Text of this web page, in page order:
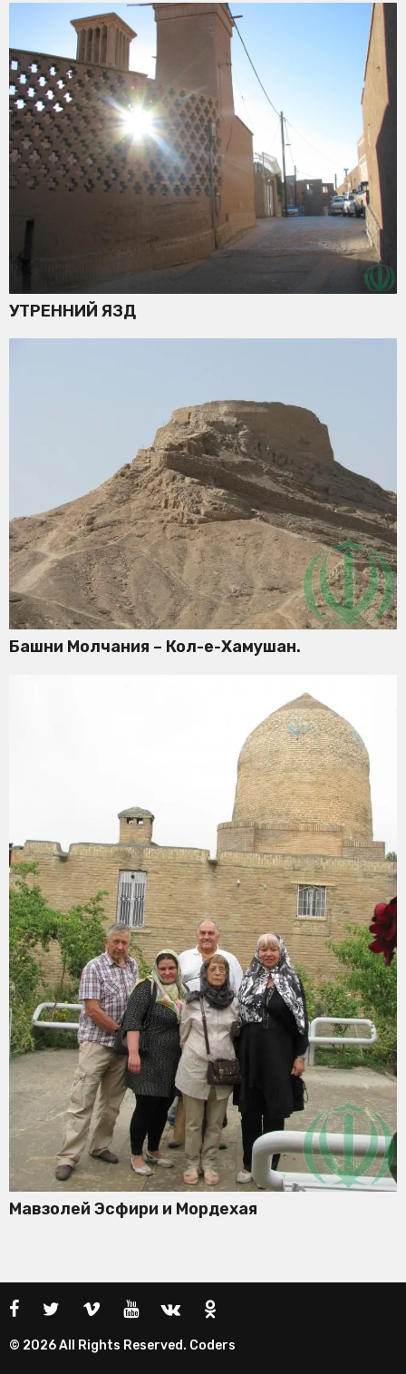
УТРЕННИЙ ЯЗД
Башни Молчания – Кол-е-Хамушан.
Мавзолей Эсфири и Мордехая
© 2026 All Rights Reserved. Coders